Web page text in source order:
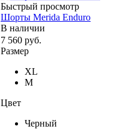
Быстрый просмотр
Шорты Merida Enduro
В наличии
7 560 руб.
Размер
XL
M
Цвет
Черный